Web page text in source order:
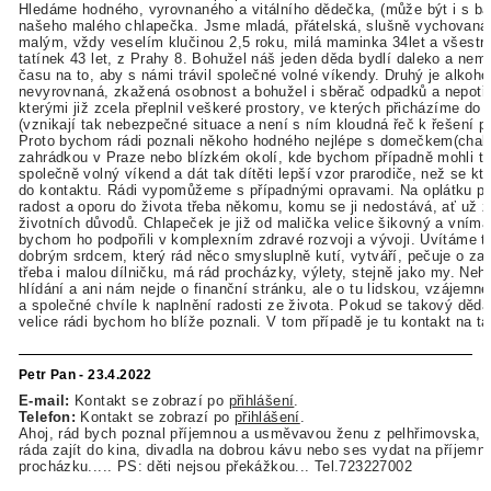
Hledáme hodného, vyrovnaného a vitálního dědečka, (může být i s
našeho malého chlapečka. Jsme mladá, přátelská, slušně
malým, vždy veselím klučinou 2,5 roku, milá maminka 34let a
tatínek 43 let, z Prahy 8. Bohužel náš jeden děda bydlí daleko a
času na to, aby s námi trávil společné volné víkendy. Druhý je
nevyrovnaná, zkažená osobnost a bohužel i sběrač odpadků a
kterými již zcela přeplnil veškeré prostory, ve kterých přicházíme do
(vznikají tak nebezpečné situace a není s ním kloudná řeč k řešení
Proto bychom rádi poznali někoho hodného nejlépe s
zahrádkou v Praze nebo blízkém okolí, kde bychom případně mohli
společně volný víkend a dát tak dítěti lepší vzor prarodiče, než se
do kontaktu. Rádi vypomůžeme s případnými opravami. Na oplátku
radost a oporu do života třeba někomu, komu se ji nedostává, ať už
životních důvodů. Chlapeček je již od malička velice šikovný a
bychom ho podpořili v komplexním zdravé rozvoji a vývoji. Uvítáme
dobrým srdcem, který rád něco smysluplně kutí, vytváří, pečuje o
třeba i malou dílničku, má rád procházky, výlety, stejně jako my.
hlídání a ani nám nejde o finanční stránku, ale o tu lidskou,
a společné chvíle k naplnění radosti ze života. Pokud se takový
velice rádi bychom ho blíže poznali. V tom případě je tu kontakt na
Petr Pan - 23.4.2022
E-mail: Kontakt se zobrazí po přihlášení
Telefon: Kontakt se zobrazí po přihlášení
Ahoj, rád bych poznal příjemnou a usměvavou ženu z pelhřimovska,
ráda zajít do kina, divadla na dobrou kávu nebo ses vydat na
procházku..... PS: děti nejsou překážkou... Tel.723227002